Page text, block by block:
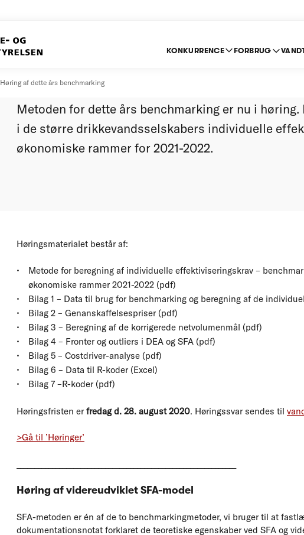
KONKURRENCE FORBRUG
Høring af dette års benchmarking
Metoden for dette års benchmarking er nu i
i de større drikkevandsselskabers individuelle
økonomiske rammer for 2021-2022.
Høringsmaterialet består af:
Metode for beregning af individuelle effektiviseringskrav –
økonomiske rammer 2021-2022 (pdf)
Bilag 1 – Data til brug for benchmarking og beregning af de
Bilag 2 – Genanskaffelsespriser (pdf)
Bilag 3 – Beregning af de korrigerede netvolumenmål (pdf)
Bilag 4 – Fronter og outliers i DEA og SFA (pdf)
Bilag 5 – Costdriver-analyse (pdf)
Bilag 6 – Data til R-koder (Excel)
Bilag 7 –R-koder (pdf)
Høringsfristen er fredag d. 28. august 2020. Høringssvar sendes til
>Gå til ’Høringer’
Høring af videreudviklet SFA-model
SFA-metoden er én af de to benchmarkingmetoder, vi bruger til at
dokumentationsnotat forklaret de teoretiske egenskaber ved SFA og